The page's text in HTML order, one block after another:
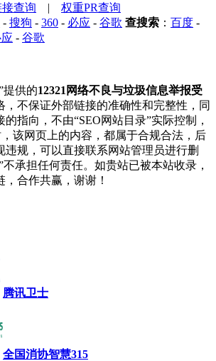
查询 | 权重PR查询
- 搜狗 - 360 - 必应 - 谷歌 查搜索 ： 百度 -
- 谷歌
提供的12321网络不良与垃圾信息举报受
，不保证外部链接的准确性和完整性，同
指向，不由“SEO网站目录”实际控制，
，该网页上的内容，都属于合规合法，后
违规，可以直接联系网站管理员进行删
不承担任何责任。如贵站已被本站收录，
合作共赢，谢谢！
腾讯卫士
全国消协智慧315